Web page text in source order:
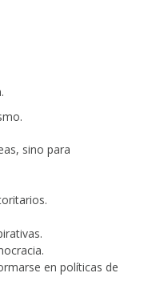
sino para
en políticas de